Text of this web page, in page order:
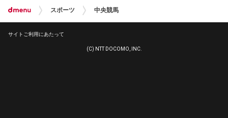
スポーツ 中央競馬
サイトご利用にあたって
(C) NTT DOCOMO, INC.